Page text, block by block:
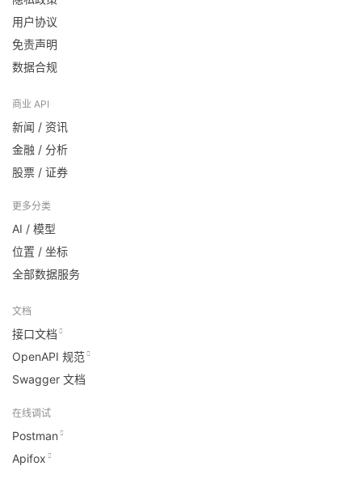
用户协议
免责声明
数据合规
商业 API
新闻 / 资讯
金融 / 分析
股票 / 证券
更多分类
AI / 模型
位置 / 坐标
全部数据服务
文档
接口文档
OpenAPI 规范
Swagger 文档
在线调试
Postman
Apifox